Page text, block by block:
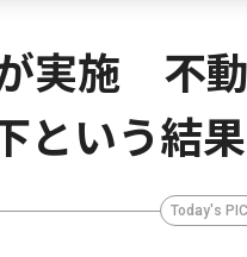
実施 不動
という結
Today's